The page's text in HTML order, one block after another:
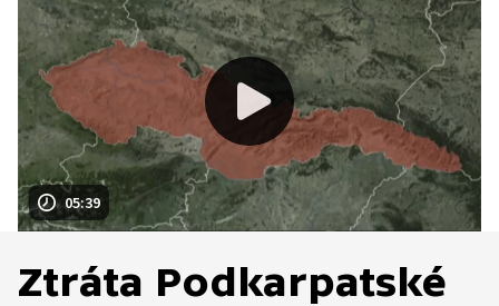
05:39
Ztráta Podkarpatské